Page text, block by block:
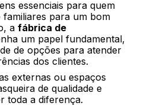
essenciais para quem
para um bom
afábrica de
um papel fundamental,
de opções para atender
dos clientes.
externas ou espaços
de qualidade e
toda a diferença.